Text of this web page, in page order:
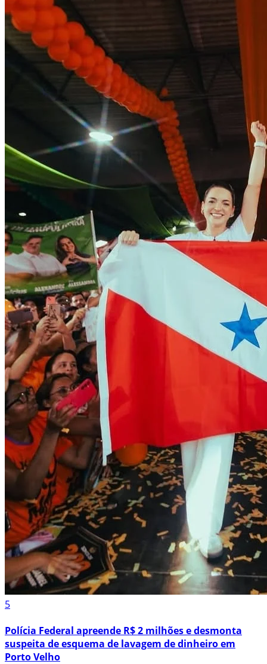
5
Polícia Federal apreende R$ 2 milhões e desmonta
suspeita de esquema de lavagem de dinheiro em
Porto Velho